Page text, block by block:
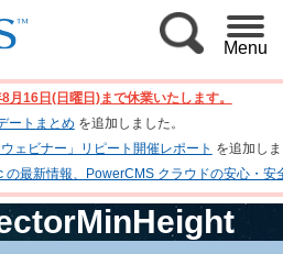
Menu
16日(日曜日)まで休業いたします。
ートまとめ を追加しました。
ェビナー」リピート開催レポート を追加し
の最新情報、PowerCMS クラウドの安心・